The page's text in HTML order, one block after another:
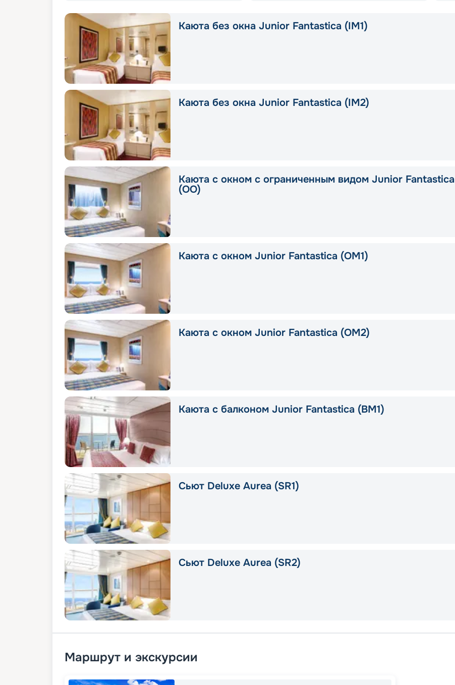
Каюта без окна Junior Fantastica (IM1)
Каюта без окна Junior Fantastica (IM2)
Каюта с окном с ограниченным видом Junior Fantastica
(OO)
Каюта с окном Junior Fantastica (OM1)
Каюта с окном Junior Fantastica (OM2)
Каюта с балконом Junior Fantastica (BM1)
Сьют Deluxe Aurea (SR1)
Сьют Deluxe Aurea (SR2)
Маршрут и экскурсии